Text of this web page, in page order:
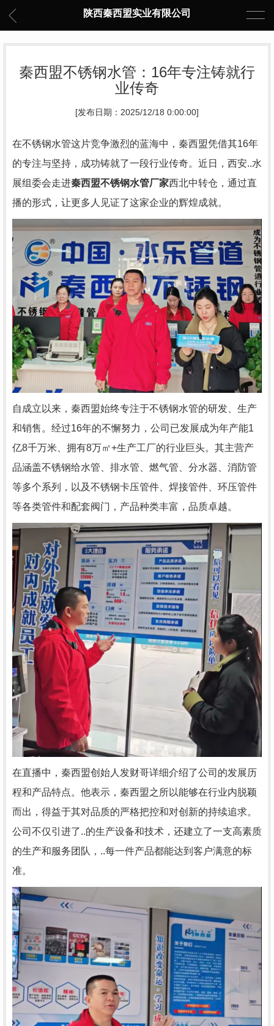
陕西秦西盟实业有限公司
秦西盟不锈钢水管：16年专注铸就行
业传奇
[发布日期：2025/12/18 0:00:00]
在不锈钢水管这片竞争激烈的蓝海中，秦西盟凭借其16年
的专注与坚持，成功铸就了一段行业传奇。近日，西安..水
展组委会走进秦西盟不锈钢水管厂家西北中转仓，通过直
播的形式，让更多人见证了这家企业的辉煌成就。
自成立以来，秦西盟始终专注于不锈钢水管的研发、生产
和销售。经过16年的不懈努力，公司已发展成为年产能1
亿8千万米、拥有8万㎡+生产工厂的行业巨头。其主营产
品涵盖不锈钢给水管、排水管、燃气管、分水器、消防管
等多个系列，以及不锈钢卡压管件、焊接管件、环压管件
等各类管件和配套阀门，产品种类丰富，品质卓越。
在直播中，秦西盟创始人发财哥详细介绍了公司的发展历
程和产品特点。他表示，秦西盟之所以能够在行业内脱颖
而出，得益于其对品质的严格把控和对创新的持续追求。
公司不仅引进了..的生产设备和技术，还建立了一支高素质
的生产和服务团队，..每一件产品都能达到客户满意的标
准。